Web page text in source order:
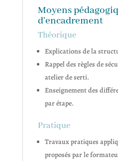
Moyens
d'encadrement
Théorique
Explications de la
Rappel des règles de
atelier de serti.
Enseignement des
par étape.
Pratique
Travaux pratiques
proposés par le